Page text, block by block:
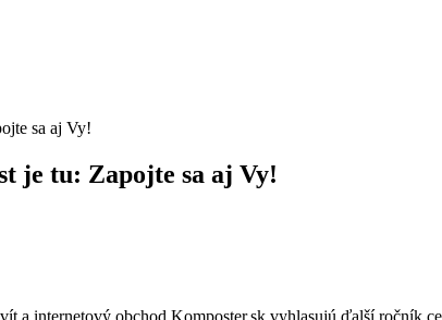
sa aj Vy!
je tu: Zapojte sa aj Vy!
a internetový obchod Komposter.sk vyhlasujú ďalší